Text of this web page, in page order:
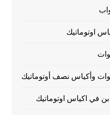
اوتوماتيك
وأكياس نصف أوتوماتيك
في اكياس اوتوماتيك